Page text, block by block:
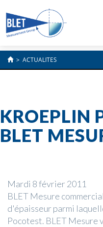
> ACTUALITES
KROEPLIN
BLET
Mardi 8 février 2011
BLET Mesure
d'épaisseur parmi
Pocotest. BLET Mesure